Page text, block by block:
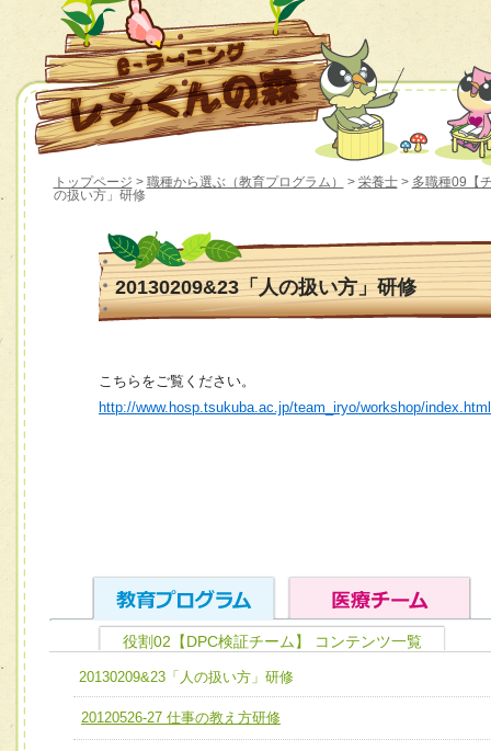
トップページ > 職種から選ぶ（教育プログラム） > 栄養士> 多職種09【
の扱い方」研修
20130209&23「人の扱い方」研修
こちらをご覧ください。
http://www.hosp.tsukuba.ac.jp/team_iryo/workshop/
ユニット１ 医療人としての基礎能力
全人的医療を実践する医療人として、必要な基礎能力を身
ける
チーム01【病院内横断的問題解決チーム】
チーム02【地域医療連携推進による高度医療を必要とする
役割02【DPC検証チーム】 コンテンツ一覧
20130209&23「人の扱い方」研修
20120526-27 仕事の教え方研修